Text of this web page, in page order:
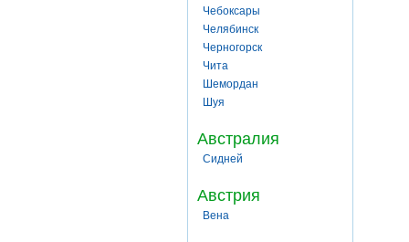
Чебоксары
Челябинск
Черногорск
Чита
Шемордан
Шуя
Австралия
Сидней
Австрия
Вена